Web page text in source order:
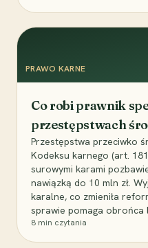
PRAWO KARNE
Co robi prawnik
przestępstwach
Przestępstwa przeciwko
Kodeksu karnego (art.
surowymi karami
nawiązką do 10 mln zł.
karalne, co zmieniła
sprawie pomaga obrońca
8 min czytania